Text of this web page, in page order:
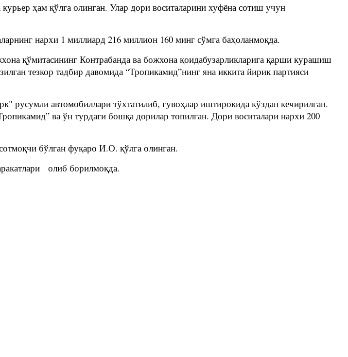
ҳам қўлга олинган. Улар дори воситаларини хуфёна сотиш учун
нархи 1 миллиард 216 миллион 160 минг сўмга баҳоланмоқда.
қўмитасининг Контрабанда ва божхона қоидабузарликларига қарши курашиш
тезкор тадбир давомида “Тропикамид”нинг яна иккита йирик партияси
автомобиллари тўхтатилиб, гувоҳлар иштирокида кўздан кечирилган.
ва ўн турдаги бошқа дорилар топилган. Дори воситалари нархи 200
бўлган фуқаро И.О. қўлга олинган.
олиб борилмоқда.